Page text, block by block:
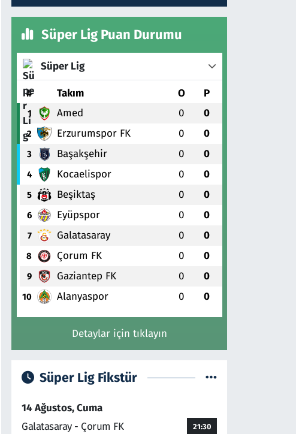
Süper Lig Puan Durumu
Süper Lig
# Takım O P
1 Amed 0 0
2 Erzurumspor FK 0 0
3 Başakşehir 0 0
4 Kocaelispor 0 0
5 Beşiktaş 0 0
6 Eyüpspor 0 0
7 Galatasaray 0 0
8 Çorum FK 0 0
9 Gaziantep FK 0 0
10 Alanyaspor 0 0
Detaylar için tıklayın
Süper Lig Fikstür
14 Ağustos, Cuma
Galatasaray - Çorum FK
21:30